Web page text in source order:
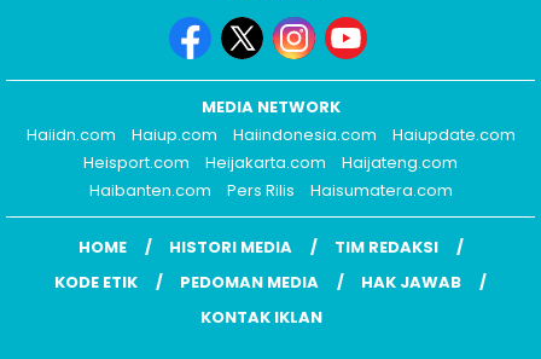
MEDIA NETWORK
Haiidn.com
Haiup.com Haiindonesia.com
Haiupdate.com
Heisport.com
Heijakarta.com
Haijateng.com
Haibanten.com
Pers Rilis Haisumatera.com
HOME HISTORI MEDIA
TIM REDAKSI
KODE ETIK
PEDOMAN MEDIA
HAK JAWAB
KONTAK IKLAN